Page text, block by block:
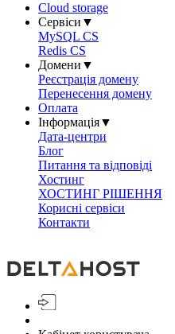
Cloud storage
Сервіси ▼
MySQL CS
Redis CS
Домени ▼
Реєстрація домену
Перенесення домену
Оплата
Інформація▼
Дата-центри
Блог
Питання та відповіді
Хостинг
ХОСТИНГ РІШЕННЯ
Корисні сервіси
Контакти